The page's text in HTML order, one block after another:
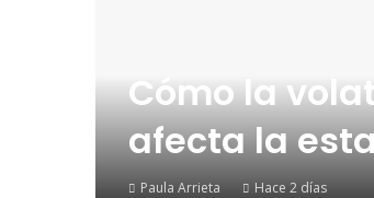
Cómo la
afecta la
Paula Arrieta Hace 2 días